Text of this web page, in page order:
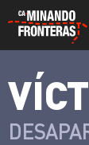
Víctimas y
victimarios